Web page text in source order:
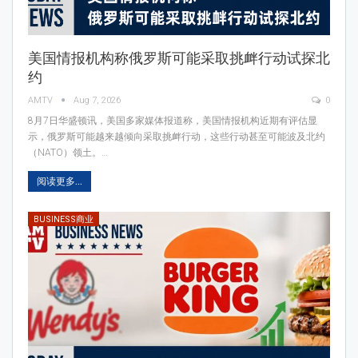
美国情报机构称俄罗斯可能采取挑衅行动试探北
约
AMTV Aug 7, 2026 0
8月7日华盛顿讯，美国多家媒体报道称，美国情报机构近期有评估显
示，俄罗斯可能越来越倾向采取挑衅行动，这些行动甚至可能波及北约
（NATO）领土。…
阅读更多...
BUSINESS商业